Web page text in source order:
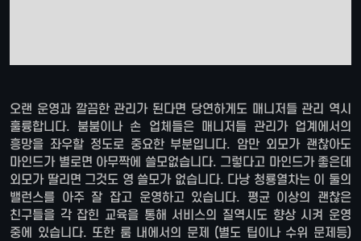
오랜 운영과 깔끔한 관리가 된다면 당연하게도 매니저들 관리 역시
훌륭합니다. 붐붐이나 손 업체들은 매니저들 관리가 업계에서의
흥망을 좌우할 정도로 중요한 부분입니다. 암만 외모가 괜찮아도
마인드가 별로면 아무짝에 쓸모없습니다. 그렇다고 마인드가 좋은데
외모가 딸리면 그것도 영 쓸모가 없습니다. 다낭 청룡열차는 이 둘의
밸런스를 아주 잘 잡고 운영하고 있습니다. 평균 이상의 괜찮은
친구들을 각 잡힌 교육을 통해 서비스의 질역시도 향상 시켜 운영
중에 있습니다. 또한 룸 내에서의 문제 (별도 팁이나 수위 문제등)